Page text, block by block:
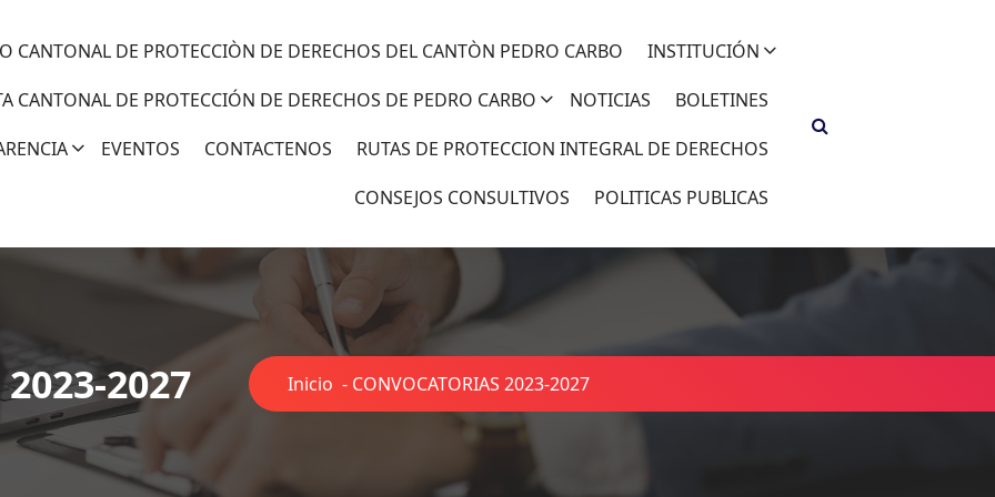
CANTONAL DE PROTECCIÒN DE DERECHOS DEL CANTÒN PEDRO CARBO
INSTITUCIÓN
CANTONAL DE PROTECCIÓN DE DERECHOS DE PEDRO CARBO
NOTICIAS
BOLETINES
EVENTOS CONTACTENOS
RUTAS DE PROTECCION INTEGRAL DE DERECHOS
CONSEJOS CONSULTIVOS
POLITICAS PUBLICAS
2023-2027 Inicio - CONVOCATORIAS 2023-2027